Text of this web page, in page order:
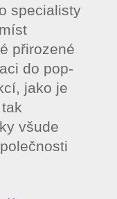
specialisty
přirozené
do pop-
jako je
všude